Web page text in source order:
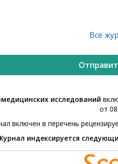
Все
исследований
от
включен в перечень
индексируется